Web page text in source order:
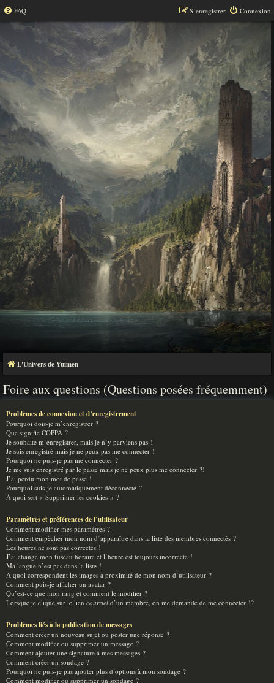
FAQ Connexion
S’enregistrer
L'Univers de Yuimen
Foire aux questions (Questions posées fréquemment)
Problèmes de connexion et d’enregistrement
Pourquoi dois-je m’enregistrer ?
Que signifie COPPA ?
Je souhaite m’enregistrer, mais je n’y parviens pas !
Je suis enregistré mais je ne peux pas me connecter !
Pourquoi ne puis-je pas me connecter ?
Je me suis enregistré par le passé mais je ne peux plus me connecter ?!
J’ai perdu mon mot de passe !
Pourquoi suis-je automatiquement déconnecté ?
À quoi sert « Supprimer les cookies » ?
Paramètres et préférences de l’utilisateur
Comment modifier mes paramètres ?
Comment empêcher mon nom d’apparaître dans la liste des membres connectés ?
Les heures ne sont pas correctes !
J’ai changé mon fuseau horaire et l’heure est toujours incorrecte !
Ma langue n’est pas dans la liste !
A quoi correspondent les images à proximité de mon nom d’utilisateur ?
Comment puis-je afficher un avatar ?
Qu’est-ce que mon rang et comment le modifier ?
Lorsque je clique sur le lien courriel d’un membre, on me demande de me connecter !?
Problèmes liés à la publication de messages
Comment créer un nouveau sujet ou poster une réponse ?
Comment modifier ou supprimer un message ?
Comment ajouter une signature à mes messages ?
Comment créer un sondage ?
Pourquoi ne puis-je pas ajouter plus d’options à mon sondage ?
Comment modifier ou supprimer un sondage ?